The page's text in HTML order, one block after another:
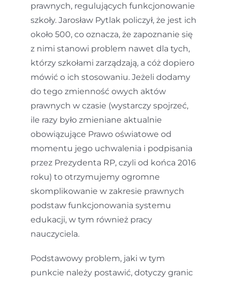
prawnych, regulujących funkcjonowanie
szkoły. Jarosław Pytlak policzył, że jest ich
około 500, co oznacza, że zapoznanie się
z nimi stanowi problem nawet dla tych,
którzy szkołami zarządzają, a cóż dopiero
mówić o ich stosowaniu. Jeżeli dodamy
do tego zmienność owych aktów
prawnych w czasie (wystarczy spojrzeć,
ile razy było zmieniane aktualnie
obowiązujące Prawo oświatowe od
momentu jego uchwalenia i podpisania
przez Prezydenta RP, czyli od końca 2016
roku) to otrzymujemy ogromne
skomplikowanie w zakresie prawnych
podstaw funkcjonowania systemu
edukacji, w tym również pracy
nauczyciela.
Podstawowy problem, jaki w tym
punkcie należy postawić, dotyczy granic